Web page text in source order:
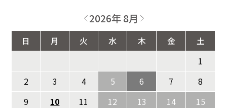
2026年 8月
日 月 火 水 木 金
土
1
2
3 4 5 6 7
8
9
10 11 12 13 14
15